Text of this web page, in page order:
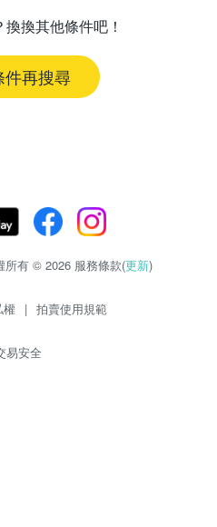
換其他條件吧！
件再搜尋
所有 © 2026 服務條款(更新)
權 | 拍賣使用規範
易安全